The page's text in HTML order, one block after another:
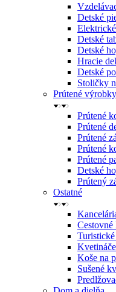
Detské
Detské
Detské
Hracie
Detské
Stoličky
Prútené výrobky
Prútené
Prútené
Prútené
Prútené
Prútené
Detské
Prútený
Ostatné
Cestovné
Kvetináče
Koše na
Sušené